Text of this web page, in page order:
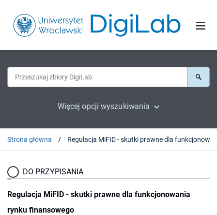
Więcej opcji wyszukiwania
Strona główna
DO PRZYPISANIA
Regulacja MiFID - skutki prawne dla funkcjonowania
rynku finansowego